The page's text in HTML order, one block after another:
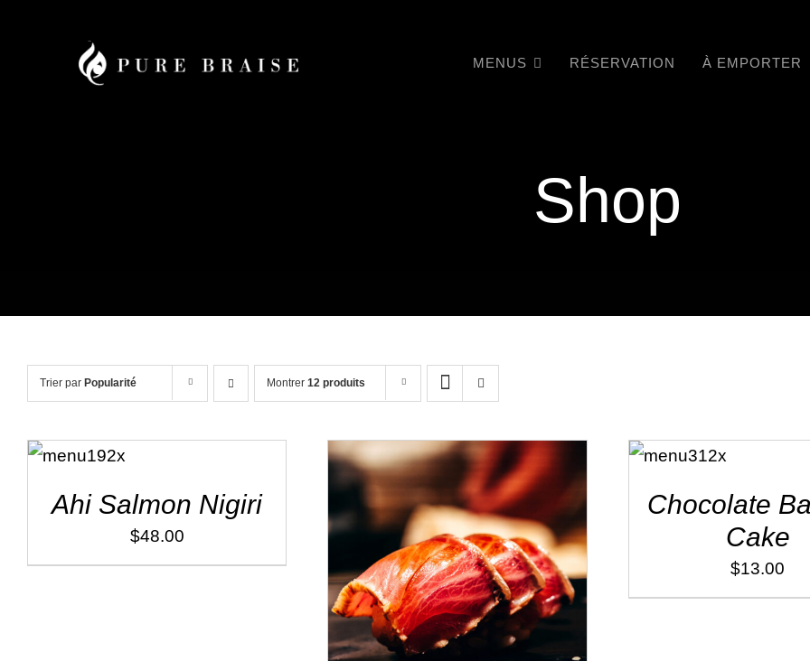
MENUS RÉSERVATION À EMPORTER
Shop
Trier par Popularité Montrer 12 produits
ADD TO
CART
/
Ahi Salmon Nigiri
$48.00
ADD TO CART / DÉTAILS
ADD TO
CART
/
Chocolate
Cake
$13.00